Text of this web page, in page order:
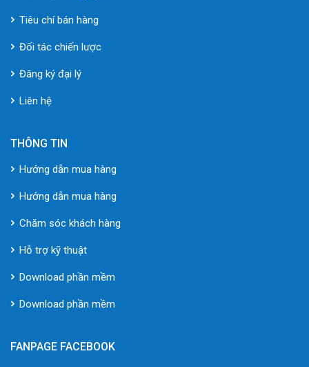
Tiêu chí bán hàng
Đối tác chiến lược
Đăng ký đại lý
Liên hệ
THÔNG TIN
Hướng dẫn mua hàng
Hướng dẫn mua hàng
Chăm sóc khách hàng
Hỗ trợ kỹ thuật
Download phần mềm
Download phần mềm
FANPAGE FACEBOOK